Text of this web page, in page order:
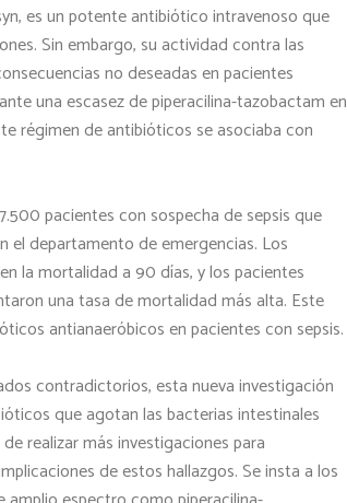
es un potente antibiótico intravenoso que
Sin embargo, su actividad contra las
no deseadas en pacientes
una escasez de piperacilina-tazobactam en
régimen de antibióticos se asociaba con
pacientes con sospecha de sepsis que
el departamento de emergencias. Los
la mortalidad a 90 días, y los pacientes
una tasa de mortalidad más alta. Este
antianaeróbicos en pacientes con sepsis.
contradictorios, esta nueva investigación
que agotan las bacterias intestinales
realizar más investigaciones para
de estos hallazgos. Se insta a los